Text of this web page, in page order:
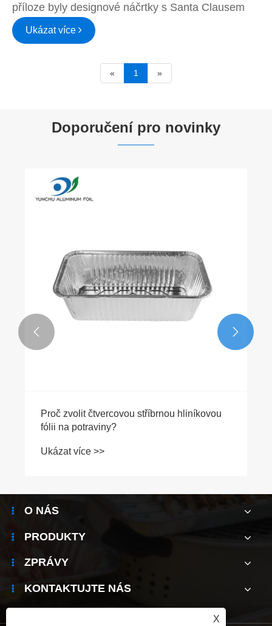
příloze byly designové náčrtky s Santa Clausem
Ukázat více
« 1 »
Doporučení pro novinky
Proč zvolit čtvercovou stříbrnou hliníkovou
fólii na potraviny?
Ukázat více >>
 
O NÁS
PRODUKTY
ZPRÁVY
KONTAKTUJTE NÁS
X